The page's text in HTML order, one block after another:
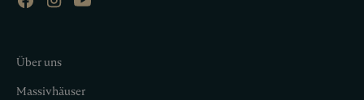
Über uns
Massivhäuser